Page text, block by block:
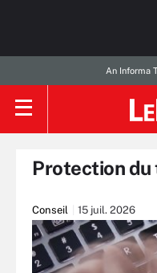
An Informa
Protection du
Conseil 15 juil. 2026